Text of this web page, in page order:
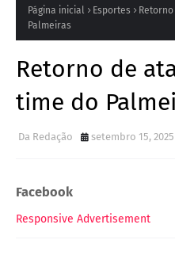
Página inicial Esportes
Palmeiras
Retorno de
time do
Da Redação setembro 15, 2025
Facebook
Responsive Advertisement